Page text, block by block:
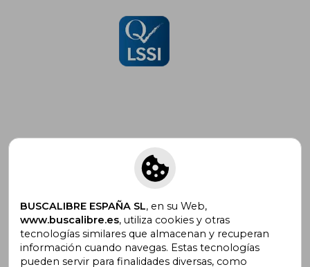
Suscríbete para recibir ofertas y
promociones
¿Necesitas ayuda?
BUSCALIBRE ESPAÑA SL, en su Web,
www.buscalibre.es, utiliza cookies y otras
tecnologías similares que almacenan y recuperan
información cuando navegas. Estas tecnologías
pueden servir para finalidades diversas, como